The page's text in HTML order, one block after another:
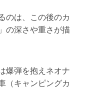
のは、この後のカ
の深さや重さが描
爆弾を抱えネオナ
（キャンピングカ